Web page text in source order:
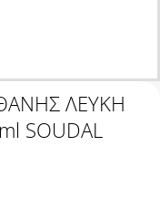
ΛΕΥΚΗ
SOUDAL